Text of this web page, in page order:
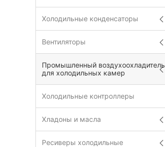
Холодильные конденсаторы
Вентиляторы
Промышленный воздухоохладитель
для холодильных камер
Холодильные контроллеры
Хладоны и масла
Ресиверы холодильные